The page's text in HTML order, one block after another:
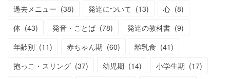
過去メニュー (38) 発達について (13) 心 (8)
体 (43) 発音・ことば (78) 発達の教科書 (9)
年齢別 (11) 赤ちゃん期 (60) 離乳食 (41)
抱っこ・スリング (37) 幼児期 (14) 小学生期 (17)